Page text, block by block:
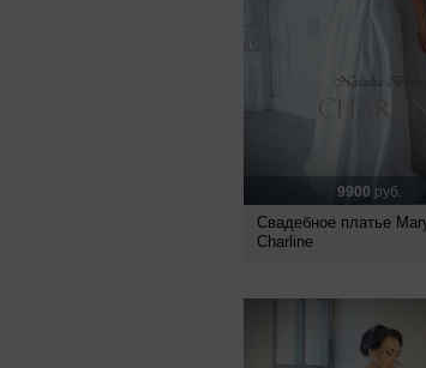
9900 руб.
Свадебное платье
Charline